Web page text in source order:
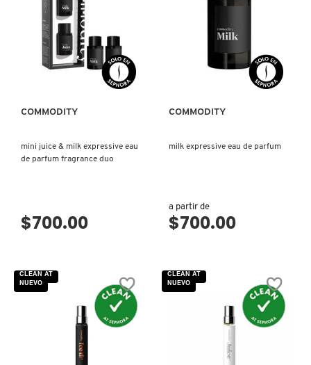
PHLUR
PRADA
RABANNE
RARE BEAUTY
SEPHORA COLLECTION
SEPHORA FAVORITES
VISTA RÁPIDA
COMMODITY
mini juice & milk expressive eau
de parfum fragrance duo
$700.00
VISTA RÁPIDA
COMMODITY
milk expressive eau de parfum
a partir de
$700.00
CLEAN AT
NUEVO
CLEAN AT
NUEVO